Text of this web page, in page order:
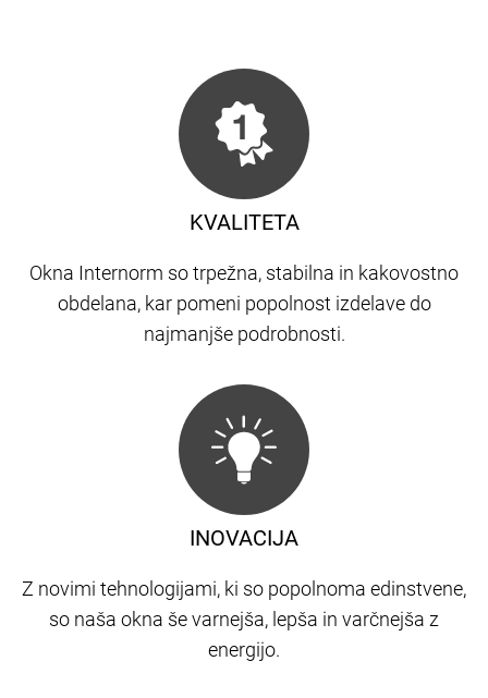
KVALITETA
Okna Internorm so trpežna, stabilna in kakovostno
obdelana, kar pomeni popolnost izdelave do
najmanjše podrobnosti.
INOVACIJA
Z novimi tehnologijami, ki so popolnoma edinstvene,
so naša okna še varnejša, lepša in varčnejša z
energijo.